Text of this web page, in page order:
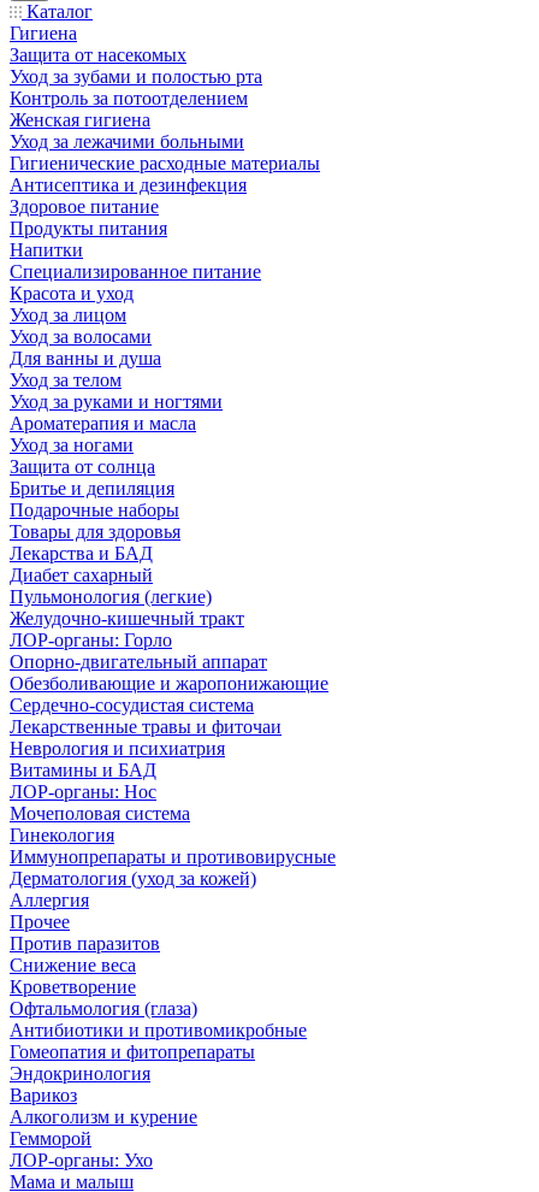
Каталог
Гигиена
Защита от насекомых
Уход за зубами и полостью рта
Контроль за потоотделением
Женская гигиена
Уход за лежачими больными
Гигиенические расходные материалы
Антисептика и дезинфекция
Здоровое питание
Продукты питания
Напитки
Специализированное питание
Красота и уход
Уход за лицом
Уход за волосами
Для ванны и душа
Уход за телом
Уход за руками и ногтями
Ароматерапия и масла
Уход за ногами
Защита от солнца
Бритье и депиляция
Подарочные наборы
Товары для здоровья
Лекарства и БАД
Диабет сахарный
Пульмонология (легкие)
Желудочно-кишечный тракт
ЛОР-органы: Горло
Опорно-двигательный аппарат
Обезболивающие и жаропонижающие
Сердечно-сосудистая система
Лекарственные травы и фиточаи
Неврология и психиатрия
Витамины и БАД
ЛОР-органы: Нос
Мочеполовая система
Гинекология
Иммунопрепараты и противовирусные
Дерматология (уход за кожей)
Аллергия
Прочее
Против паразитов
Снижение веса
Кроветворение
Офтальмология (глаза)
Антибиотики и противомикробные
Гомеопатия и фитопрепараты
Эндокринология
Варикоз
Алкоголизм и курение
Гемморой
ЛОР-органы: Ухо
Мама и малыш